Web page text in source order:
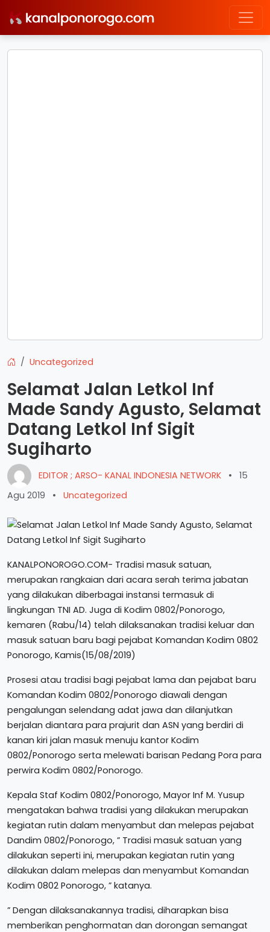
Uncategorized
Selamat Jalan Letkol Inf
Made Sandy Agusto, Selamat
Datang Letkol Inf Sigit
Sugiharto
EDITOR ; ARSO- KANAL INDONESIA NETWORK •
15
Agu 2019
• Uncategorized
KANALPONOROGO.COM- Tradisi masuk satuan,
merupakan rangkaian dari acara serah terima jabatan
yang dilakukan diberbagai instansi termasuk di
lingkungan TNI AD. Juga di Kodim 0802/Ponorogo,
kemaren (Rabu/14) telah dilaksanakan tradisi keluar dan
masuk satuan baru bagi pejabat Komandan Kodim 0802
Ponorogo, Kamis(15/08/2019)
Prosesi atau tradisi bagi pejabat lama dan pejabat baru
Komandan Kodim 0802/Ponorogo diawali dengan
pengalungan selendang adat jawa dan dilanjutkan
berjalan diantara para prajurit dan ASN yang berdiri di
kanan kiri jalan masuk menuju kantor Kodim
0802/Ponorogo serta melewati barisan Pedang Pora para
perwira Kodim 0802/Ponorogo.
Kepala Staf Kodim 0802/Ponorogo, Mayor Inf M. Yusup
mengatakan bahwa tradisi yang dilakukan merupakan
kegiatan rutin dalam menyambut dan melepas pejabat
Dandim 0802/Ponorogo, ” Tradisi masuk satuan yang
dilakukan seperti ini, merupakan kegiatan rutin yang
dilakukan dalam melepas dan menyambut Komandan
Kodim 0802 Ponorogo, ” katanya.
” Dengan dilaksanakannya tradisi, diharapkan bisa
memberikan penghormatan dan dorongan semangat